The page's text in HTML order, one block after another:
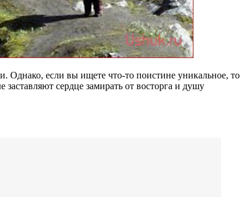
Однако, если вы ищете что-то поистине уникальное, то
сердце замирать от восторга и душу